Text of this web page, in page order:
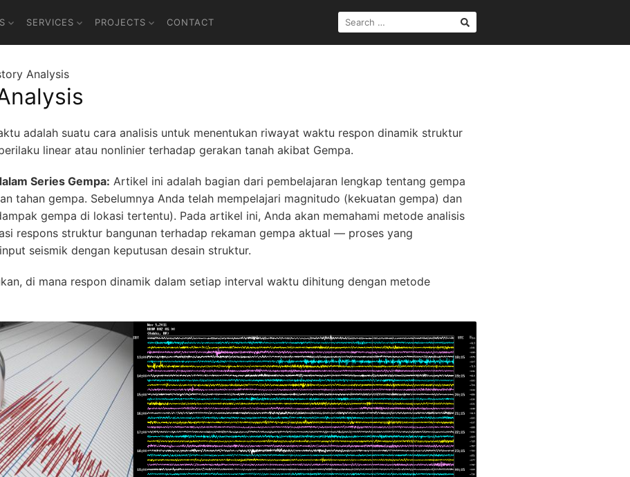
SERVICES PROJECTS CONTACT
SEARCH
FOR:
Analysis
adalah suatu cara analisis untuk menentukan riwayat waktu respon dinamik struktur
linear atau nonlinier terhadap gerakan tanah akibat Gempa.
Series Gempa: Artikel ini adalah bagian dari pembelajaran lengkap tentang gempa
tahan gempa. Sebelumnya Anda telah mempelajari magnitudo (kekuatan gempa) dan
gempa di lokasi tertentu). Pada artikel ini, Anda akan memahami metode analisis
respons struktur bangunan terhadap rekaman gempa aktual — proses yang
seismik dengan keputusan desain struktur.
di mana respon dinamik dalam setiap interval waktu dihitung dengan metode